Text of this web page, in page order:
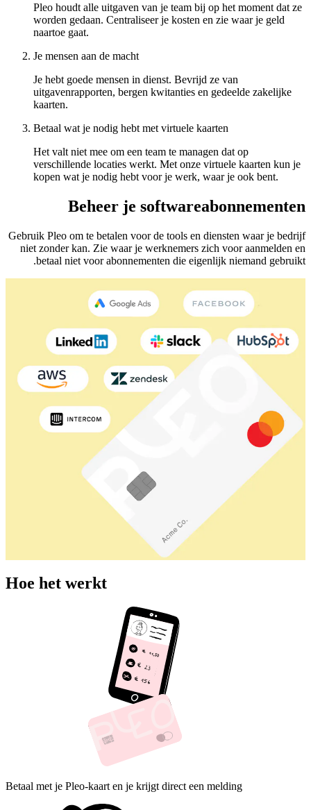
Pleo houdt alle uitgaven van je team bij op het moment dat ze
worden gedaan. Centraliseer je kosten en zie waar je geld
naartoe gaat.
Je mensen aan de macht
Je hebt goede mensen in dienst. Bevrijd ze van
uitgavenrapporten, bergen kwitanties en gedeelde zakelijke
kaarten.
Betaal wat je nodig hebt met virtuele kaarten
Het valt niet mee om een team te managen dat op
verschillende locaties werkt. Met onze virtuele kaarten kun je
kopen wat je nodig hebt voor je werk, waar je ook bent.
Beheer je softwareabonnementen
Gebruik Pleo om te betalen voor de tools en diensten waar je bedrijf
niet zonder kan. Zie waar je werknemers zich voor aanmelden en
betaal niet voor abonnementen die eigenlijk niemand gebruikt.
Hoe het werkt
Betaal met je Pleo-kaart en je krijgt direct een melding